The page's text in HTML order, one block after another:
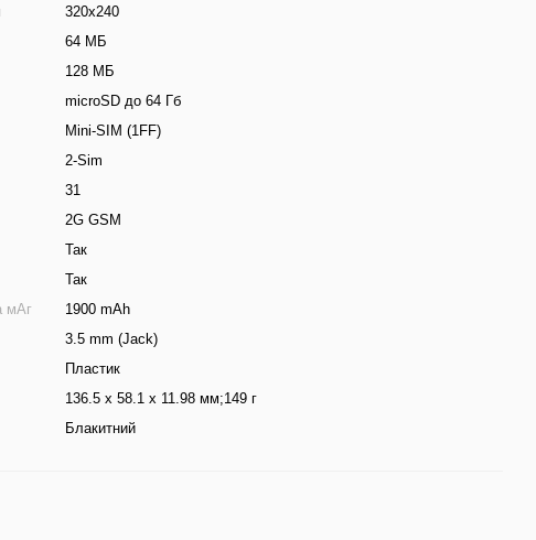
320х240
64 МБ
128 МБ
microSD до 64 Гб
Mini-SIM (1FF)
2-Sim
31
2G GSM
Так
Так
мАг
1900 mAh
3.5 mm (Jack)
Пластик
136.5 x 58.1 x 11.98 мм;149 г
Блакитний